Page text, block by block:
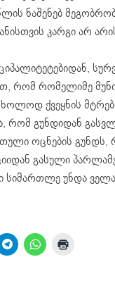
წლის ნაშენებ
კარგი არ
რომ რომელიმე
ქვეყნის
რომ გუნდიდან
ოცნების
გასული
სიმართლე უნდა
Click
to
Click
to